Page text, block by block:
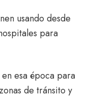
usando desde
para
esa época para
de tránsito y